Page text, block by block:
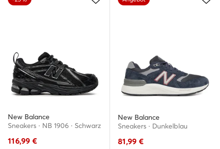
New Balance
Sneakers · NB 1906 · Schwarz
116,99 €
New Balance
Sneakers · Dunkelblau
81,99 €